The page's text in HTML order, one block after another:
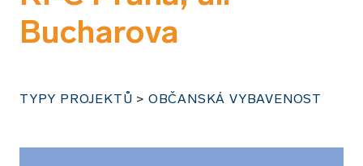
Bucharova
TYPY PROJEKTŮ > OBČANSKÁ VYBAVENOST